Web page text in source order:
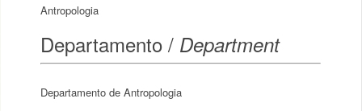
Antropologia
Departamento / Department
Departamento de Antropologia